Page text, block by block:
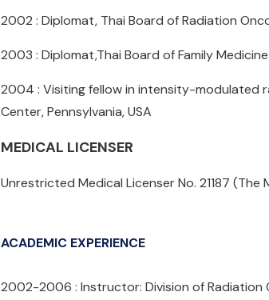
2002 : Diplomat, Thai Board of Radiation
2003 : Diplomat,Thai Board of Family Medicine
2004 : Visiting fellow in intensity-modulated
Center, Pennsylvania, USA
MEDICAL LICENSER
Unrestricted Medical Licenser No. 21187 (The
ACADEMIC EXPERIENCE
2002-2006 : Instructor: Division of Radiation